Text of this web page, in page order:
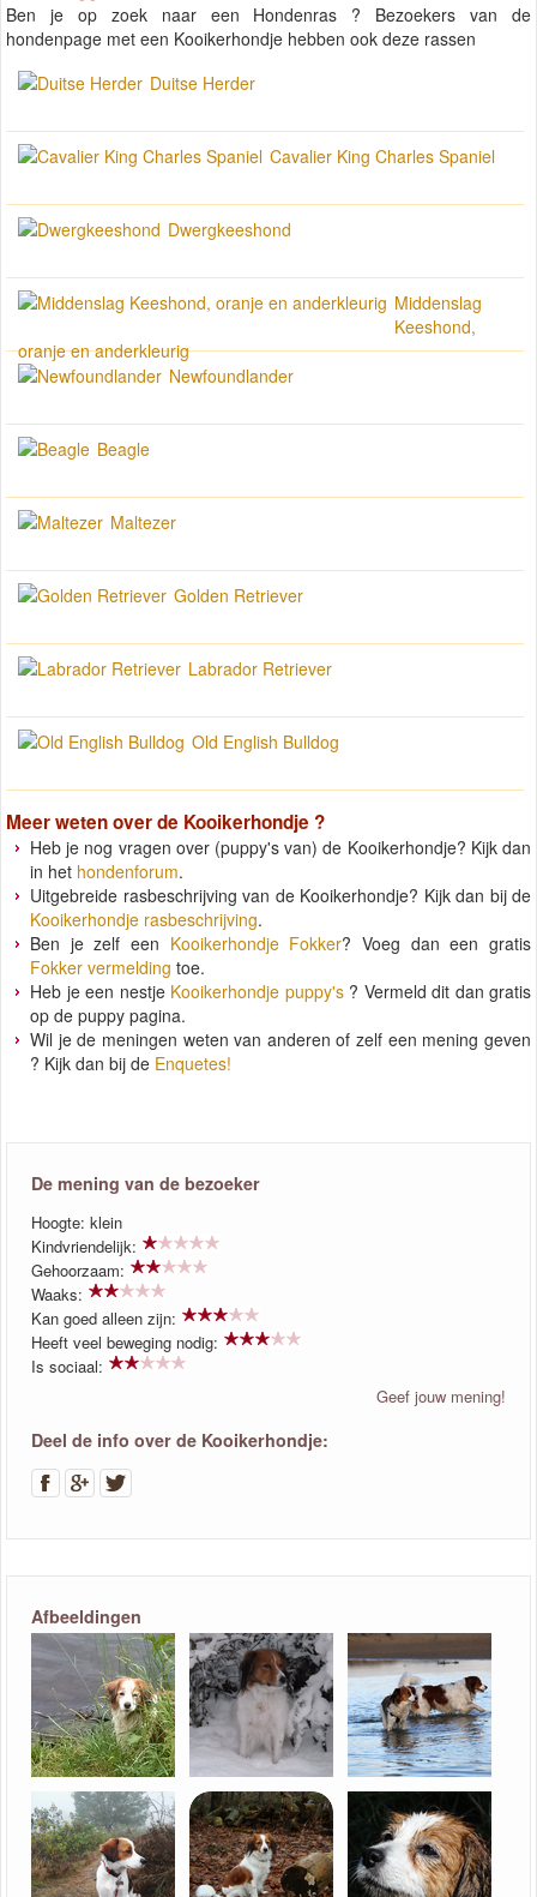
Ben je op zoek naar een Hondenras ? Bezoekers van de
hondenpage met een Kooikerhondje hebben ook deze rassen
Duitse Herder
Cavalier King Charles Spaniel
Dwergkeeshond
Middenslag
Keeshond,
oranje en anderkleurig
Newfoundlander
Beagle
Maltezer
Golden Retriever
Labrador Retriever
Old English Bulldog
Meer weten over de Kooikerhondje ?
Heb je nog vragen over (puppy's van) de Kooikerhondje? Kijk dan
in het hondenforum.
Uitgebreide rasbeschrijving van de Kooikerhondje? Kijk dan bij de
Kooikerhondje rasbeschrijving.
Ben je zelf een Kooikerhondje Fokker? Voeg dan een gratis
Fokker vermelding toe.
Heb je een nestje Kooikerhondje puppy's? Vermeld dit dan gratis
op de puppy pagina.
Wil je de meningen weten van anderen of zelf een mening geven
? Kijk dan bij de Enquetes!
De mening van de bezoeker
Hoogte: klein
Kindvriendelijk:
Gehoorzaam:
Waaks:
Kan goed alleen zijn:
Heeft veel beweging nodig:
Is sociaal:
Geef jouw mening!
Deel de info over de Kooikerhondje:
Afbeeldingen